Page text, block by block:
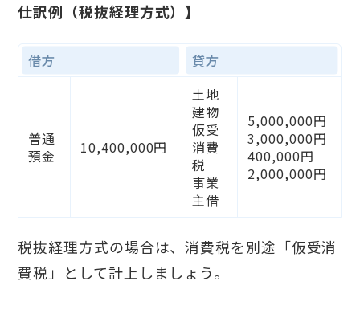
仕訳例（税抜経理方式）】
借方 貸方
普通
預金
10,400,000円
土地
建物
仮受
消費
税
事業
主借
5,000,000円
3,000,000円
400,000円
2,000,000円
税抜経理方式の場合は、消費税を別途「仮受消
費税」として計上しましょう。